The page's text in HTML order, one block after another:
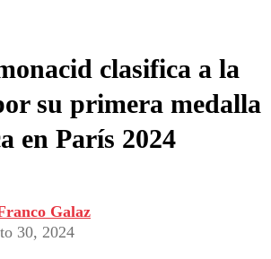
clasifica a la
su primera medalla
en París 2024
Galaz
30, 2024